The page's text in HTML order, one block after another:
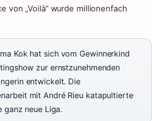
von „Voilà“ wurde millionenfach
Kok hat sich vom Gewinnerkind
zur ernstzunehmenden
entwickelt. Die
mit André Rieu katapultierte
ganz neue Liga.